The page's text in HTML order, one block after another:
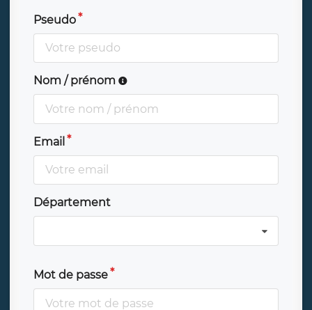
Pseudo
Nom / prénom
Email
Département
Mot de passe